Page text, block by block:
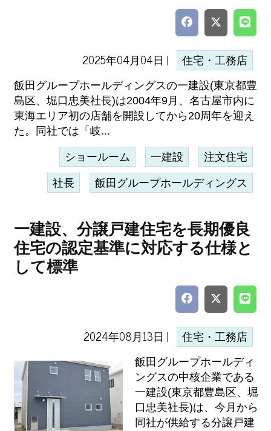
2025年04月04日 | 住宅・工務店
飯田グループホールディングスの一建設(東京都豊
島区、堀口忠美社長)は2004年9月、名古屋市内に
東海エリア初の店舗を開設してから20周年を迎え
た。同社では「岐...
ショールーム 一建設 注文住宅
社長 飯田グループホールディングス
一建設、分譲戸建住宅を長期優良
住宅の認定基準に対応する仕様と
して標準
2024年08月13日 | 住宅・工務店
飯田グループホールディ
ングスの中核企業である
一建設(東京都豊島区、堀
口忠美社長)は、今月から
同社が供給する分譲戸建